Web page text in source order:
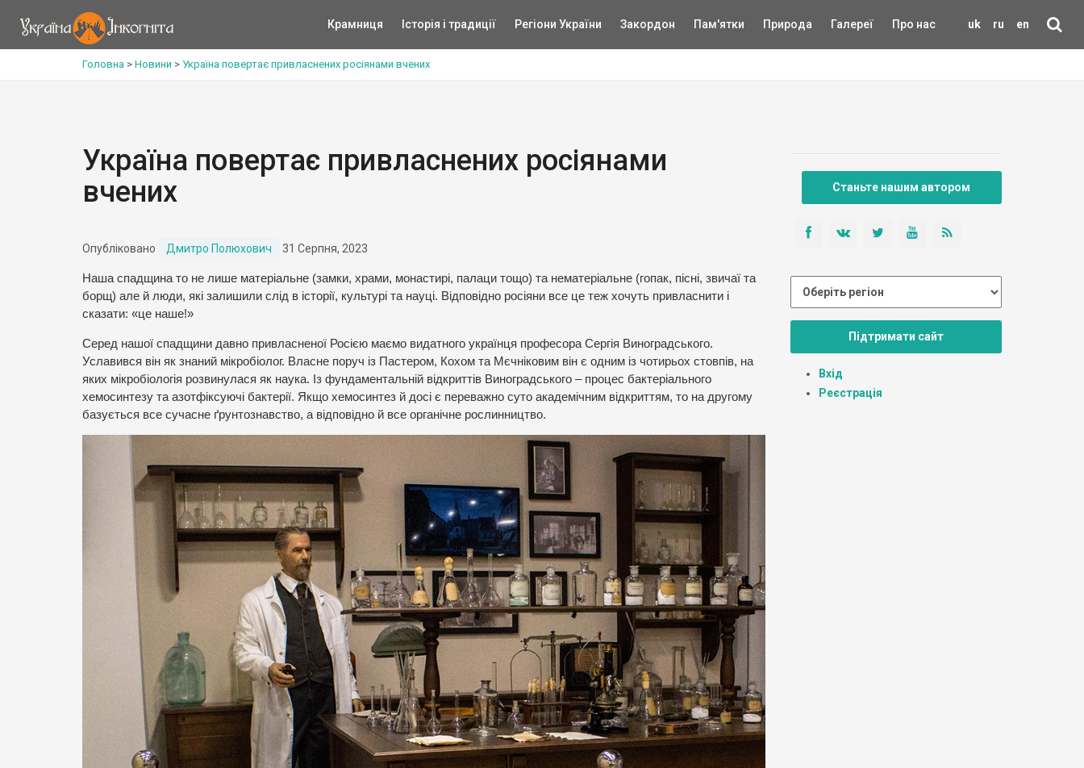
uk ru en
Крамниця Історія і традиції Регіони України Закордон Пам'ятки Природа Галереї Про нас
Головна > Новини > Україна повертає привласнених росіянами вчених
Україна повертає привласнених росіянами
вчених
Опубліковано Дмитро Полюхович 31 Серпня, 2023
Наша спадщина то не лише матеріальне (замки, храми, монастирі, палаци тощо) та нематеріальне (гопак, пісні, звичаї та
борщ) але й люди, які залишили слід в історії, культурі та науці. Відповідно росіяни все це теж хочуть привласнити і
сказати: «це наше!»
Серед нашої спадщини давно привласненої Росією маємо видатного українця професора Сергія Виноградського.
Уславився він як знаний мікробіолог. Власне поруч із Пастером, Кохом та Мєчніковим він є одним із чотирьох стовпів, на
яких мікробіологія розвинулася як наука. Із фундаментальній відкриттів Виноградського – процес бактеріального
хемосинтезу та азотфіксуючі бактерії. Якщо хемосинтез й досі є переважно суто академічним відкриттям, то на другому
базується все сучасне ґрунтознавство, а відповідно й все органічне рослинництво.
Станьте нашим автором
Підтримати сайт
Вхід
Реєстрація